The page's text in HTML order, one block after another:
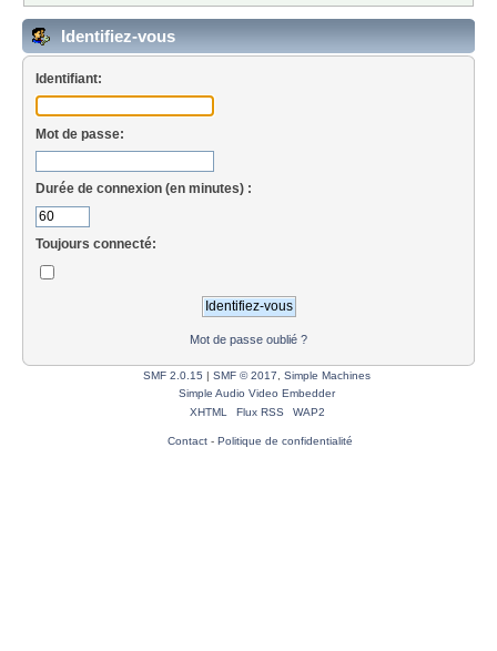
Identifiez-vous
Identifiant:
Mot de passe:
Durée de connexion (en minutes) :
Toujours connecté:
Mot de passe oublié ?
SMF 2.0.15 | SMF © 2017
Simple Machines
Simple Audio Video Embedder
XHTML
Flux RSS WAP2
Contact- Politique de confidentialité